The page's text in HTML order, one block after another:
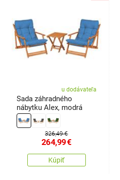
u dodávateľa
Sada záhradného
nábytku Alex, modrá
326,49 €
264,99€
Kúpiť